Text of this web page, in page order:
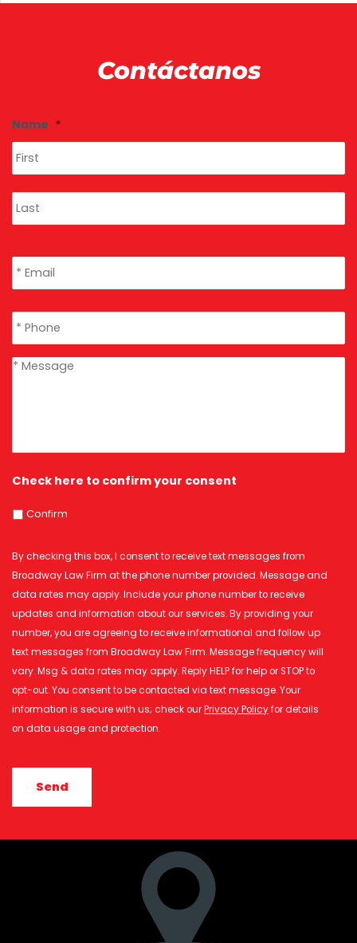
Contáctanos
Name *
Email *
Phone *
message
Check here to confirm your consent
Confirm
By checking this box, I consent to receive text messages from
Broadway Law Firm at the phone number provided. Message and
data rates may apply. Include your phone number to receive
updates and information about our services. By providing your
number, you are agreeing to receive informational and follow up
text messages from Broadway Law Firm. Message frequency will
vary. Msg & data rates may apply. Reply HELP for help or STOP to
opt-out. You consent to be contacted via text message. Your
information is secure with us; check ourPrivacy Policyfor details
on data usage and protection.